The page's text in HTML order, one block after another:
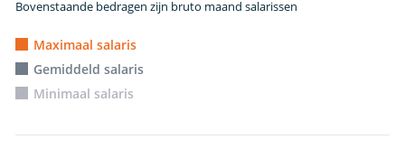
Bovenstaande bedragen zijn bruto maand salarissen
Maximaal salaris
Gemiddeld salaris
Minimaal salaris